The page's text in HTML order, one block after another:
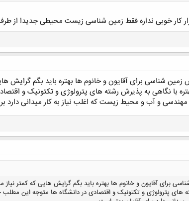
کنید تا باز شود...
کار خوبی نداره فقط زمین شناسی زیست محیطی جدیدا از
شناسی برای آقایون و خانوم ها بهتره باید بگم گرایش
با نگاهی به پذیرش رشته های پترولوژی و تکتونیک و
و آب و محیط زیست که اغلب نیاز به کار میدانی دارد
آقایون و خانوم ها بهتره باید بگم گرایش هایی که کمتر نیاز
های پترولوژی و تکتونیک و اقتصادی در دانشگاه ها متوجه این مطلب